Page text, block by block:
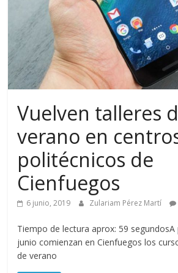
Vuelven talleres
verano en
politécnicos de
Cienfuegos
6 junio, 2019 Zulariam Pérez Martí
Tiempo de lectura aprox: 59
junio comienzan en Cienfuegos los
de verano